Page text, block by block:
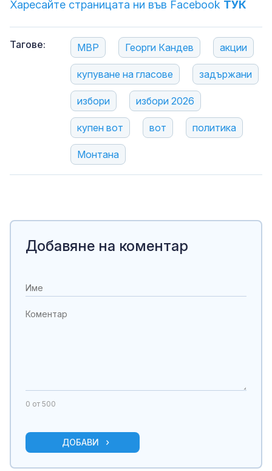
Харесайте страницата ни във Facebook ТУК
Тагове: МВР Георги Кандев акции
купуване на гласове задържани
избори избори 2026
купен вот вот политика
Монтана
Добавяне на коментар
0 от 500
ДОБАВИ